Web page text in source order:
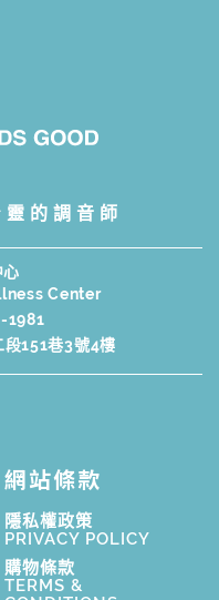
的調音師
心
Center
1981
段151巷3號4樓
網站條款
隱私權政策
PRIVACY POLICY
購物條款
TERMS &